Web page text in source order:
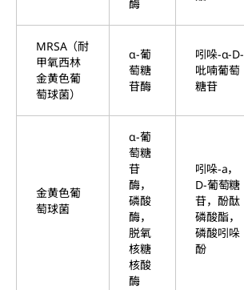
酶
MRSA（耐
甲氧西林
金黄色葡
萄球菌）
α-葡
萄糖
苷酶
吲哚-α-D-
吡喃葡萄
糖苷
金黄色葡
萄球菌
α-葡
萄糖
苷
酶，
磷酸
酶，
脱氧
核糖
核酸
酶
吲哚-a，
D-葡萄糖
苷，酚酞
磷酸酯，
磷酸吲哚
酚